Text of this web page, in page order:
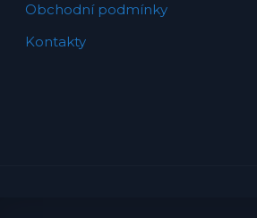
Obchodní podmínky
Kontakty